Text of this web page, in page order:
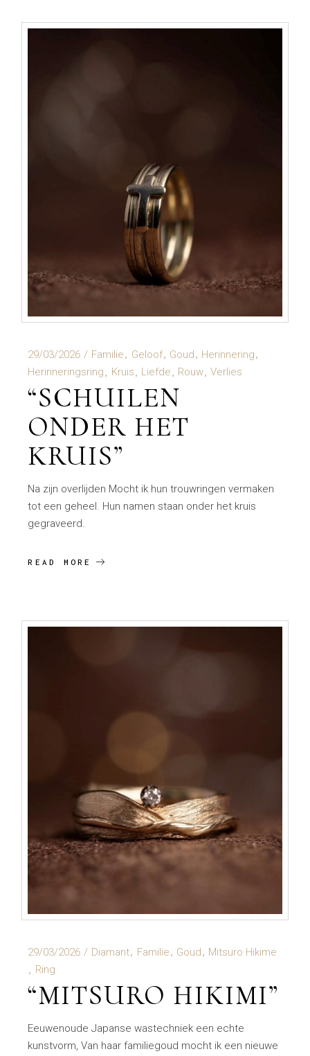
29/03/2026 Familie Geloof Goud
Herinnering
Herinneringsring
Kruis Liefde Rouw Verlies
“SCHUILEN
ONDER HET
KRUIS”
Na zijn overlijden Mocht ik hun trouwringen vermaken
tot een geheel. Hun namen staan onder het kruis
gegraveerd.
READ MORE
29/03/2026 Diamant Familie Goud
Mitsuro Hikime
Ring
“MITSURO HIKIMI”
Eeuwenoude Japanse wastechniek een echte
kunstvorm, Van haar familiegoud mocht ik een nieuwe